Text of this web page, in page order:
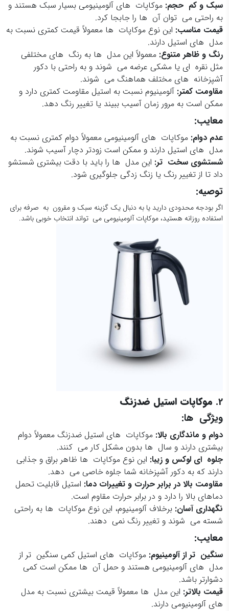
سبک و کم حجم: موکاپات های آلومینیومی بسیار سبک هستند و
به راحتی می توان آن ها را جابجا کرد.
قیمت مناسب: این نوع موکاپات ها معمولاً قیمت کمتری نسبت به
مدل های استیل دارند.
رنگ و ظاهر متنوع: معمولاً این مدل ها به رنگ های مختلفی
مثل نقره ای یا مشکی عرضه می شوند و به راحتی با دکور
آشپزخانه های مختلف هماهنگ می شوند.
مقاومت کمتر: آلومینیوم نسبت به استیل مقاومت کمتری دارد و
ممکن است به مرور زمان آسیب ببیند یا تغییر رنگ دهد.
معایب:
عدم دوام: موکاپات های آلومینیومی معمولاً دوام کمتری نسبت به
مدل های استیل دارند و ممکن است زودتر دچار آسیب شوند.
شستشوی سخت تر: این مدل ها را باید با دقت بیشتری شستشو
داد تا از تغییر رنگ یا زنگ زدگی جلوگیری شود.
توصیه:
اگر بودجه محدودی دارید یا به دنبال یک گزینه سبک و مقرون به صرفه برای
استفاده روزانه هستید، موکاپات آلومینیومی می تواند انتخاب خوبی باشد.
2. موکاپات استیل ضدزنگ
ویژگی ها:
دوام و ماندگاری بالا: موکاپات های استیل ضدزنگ معمولاً دوام
بیشتری دارند و سال ها بدون مشکل کار می کنند.
جلوه ای لوکس و زیبا: این نوع موکاپات ها ظاهر براق و جذابی
دارند که به دکور آشپزخانه شما جلوه خاصی می دهد.
مقاومت بالا در برابر حرارت و تغییرات دما: استیل قابلیت تحمل
دماهای بالا را دارد و در برابر حرارت مقاوم است.
نگهداری آسان: برخلاف آلومینیوم، این نوع موکاپات ها به راحتی
شسته می شوند و تغییر رنگ نمی دهند.
معایب:
سنگین تر از آلومینیوم: موکاپات های استیل کمی سنگین تر از
مدل های آلومینیومی هستند و حمل آن ها ممکن است کمی
دشوارتر باشد.
قیمت بالاتر: این مدل ها معمولاً قیمت بیشتری نسبت به مدل
های آلومینیومی دارند.